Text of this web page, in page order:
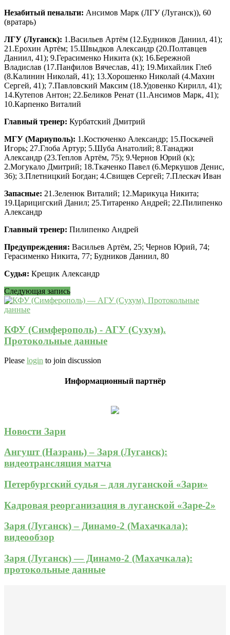
Незабитый пенальти: Ансимов Марк (ЛГУ (Луганск)), 60
(вратарь)
ЛГУ (Луганск): 1.Васильев Артём (12.Будников Даниил, 41);
21.Ерохин Артём; 15.Швыдков Александр (20.Полтавцев
Даниил, 41); 9.Герасименко Никита (к); 16.Бережной
Владислав (17.Панфилов Вячеслав, 41); 19.Михайлик Глеб
(8.Калинин Николай, 41); 13.Хорошенко Николай (4.Махин
Сергей, 41); 7.Павловский Максим (18.Удовенко Кирилл, 41);
14.Кутепов Антон; 22.Беликов Ренат (11.Ансимов Марк, 41);
10.Карпенко Виталий
Главный тренер: Курбатский Дмитрий
МГУ (Мариуполь): 1.Костюченко Александр; 15.Поскачей
Игорь; 27.Глоба Артур; 5.Шуба Анатолий; 8.Танаджи
Александр (23.Теплов Артём, 75); 9.Чернов Юрий (к);
2.Могукало Дмитрий; 18.Ткаченко Павел (6.Меркушов Денис,
36); 3.Плетницкий Богдан; 4.Свищев Сергей; 7.Плескач Иван
Запасные: 21.Зеленюк Виталий; 12.Марикуца Никита;
19.Царицигский Данил; 25.Титаренко Андрей; 22.Пилипенко
Александр
Главный тренер: Пилипенко Андрей
Предупреждения: Васильев Артём, 25; Чернов Юрий, 74;
Герасименко Никита, 77; Будников Даниил, 80
Судья: Крещик Александр
Следующая запись
КФУ (Симферополь) - АГУ (Сухум).
Протокольные данные
Please login to join discussion
Информационный партнёр
Новости Зари
Ангушт (Назрань) – Заря (Луганск):
видеотрансляция матча
Петербургский судья – для луганской «Зари»
Кадровая реорганизация в луганской «Заре-2»
Заря (Луганск) – Динамо-2 (Махачкала):
видеообзор
Заря (Луганск) — Динамо-2 (Махачкала):
протокольные данные